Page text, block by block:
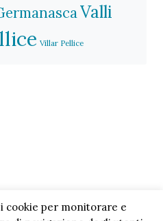
Valli
Villar Pellice
cookie per monitorare e